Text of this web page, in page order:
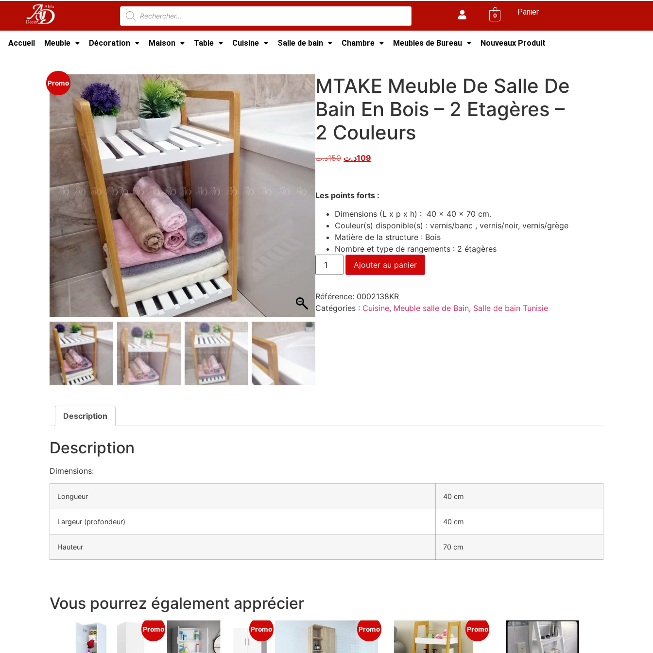
0 Panier
Accueil Meuble Décoration Maison Table Cuisine Salle de bain Chambre Meubles de Bureau Nouveaux Produit
Promo
MTAKE Meuble De Salle De
Bain En Bois – 2 Etagères –
2 Couleurs
150د.ت 109د.ت
Les points forts :
Dimensions (L x p x h) : 40 x 40 x 70 cm.
Couleur(s) disponible(s) : vernis/banc , vernis/noir, vernis/grège
Matière de la structure : Bois
Nombre et type de rangements : 2 étagères
Ajouter au panier
Référence: 0002138KR
Catégories : Cuisine, Meuble salle de Bain, Salle de bain Tunisie
Description
Description
Dimensions:
Longueur 40 cm
Largeur (profondeur) 40 cm
Hauteur 70 cm
Vous pourrez également apprécier
Promo Promo Promo Promo